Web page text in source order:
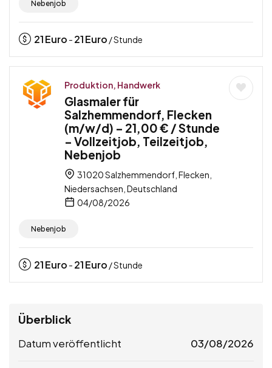
Nebenjob
21Euro - 21Euro / Stunde
Produktion, Handwerk
Glasmaler für
Salzhemmendorf, Flecken
(m/w/d) – 21,00 € / Stunde
– Vollzeitjob, Teilzeitjob,
Nebenjob
31020 Salzhemmendorf, Flecken,
Niedersachsen, Deutschland
04/08/2026
Nebenjob
21Euro - 21Euro / Stunde
Überblick
Datum veröffentlicht 03/08/2026